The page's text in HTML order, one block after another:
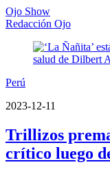
Ojo Show
Redacción Ojo
Perú
2023-12-11
Trillizos
crítico luego